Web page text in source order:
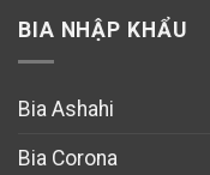
BIA NHẬP KHẨU
Bia Ashahi
Bia Corona